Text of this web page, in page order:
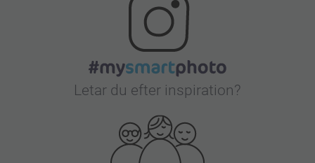
Letar du efter inspiration?